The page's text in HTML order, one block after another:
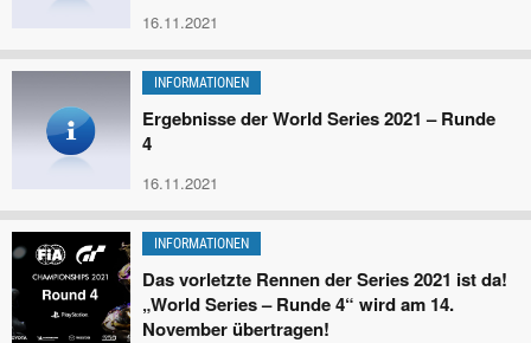
16.11.2021
INFORMATIONEN
Ergebnisse der World Series 2021 – Runde
4
16.11.2021
INFORMATIONEN
Das vorletzte Rennen der Series 2021 ist da!
„World Series – Runde 4“ wird am 14.
November übertragen!